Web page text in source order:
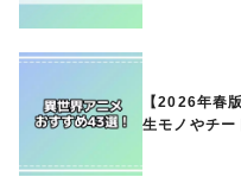
【2026年春
生モノやチー